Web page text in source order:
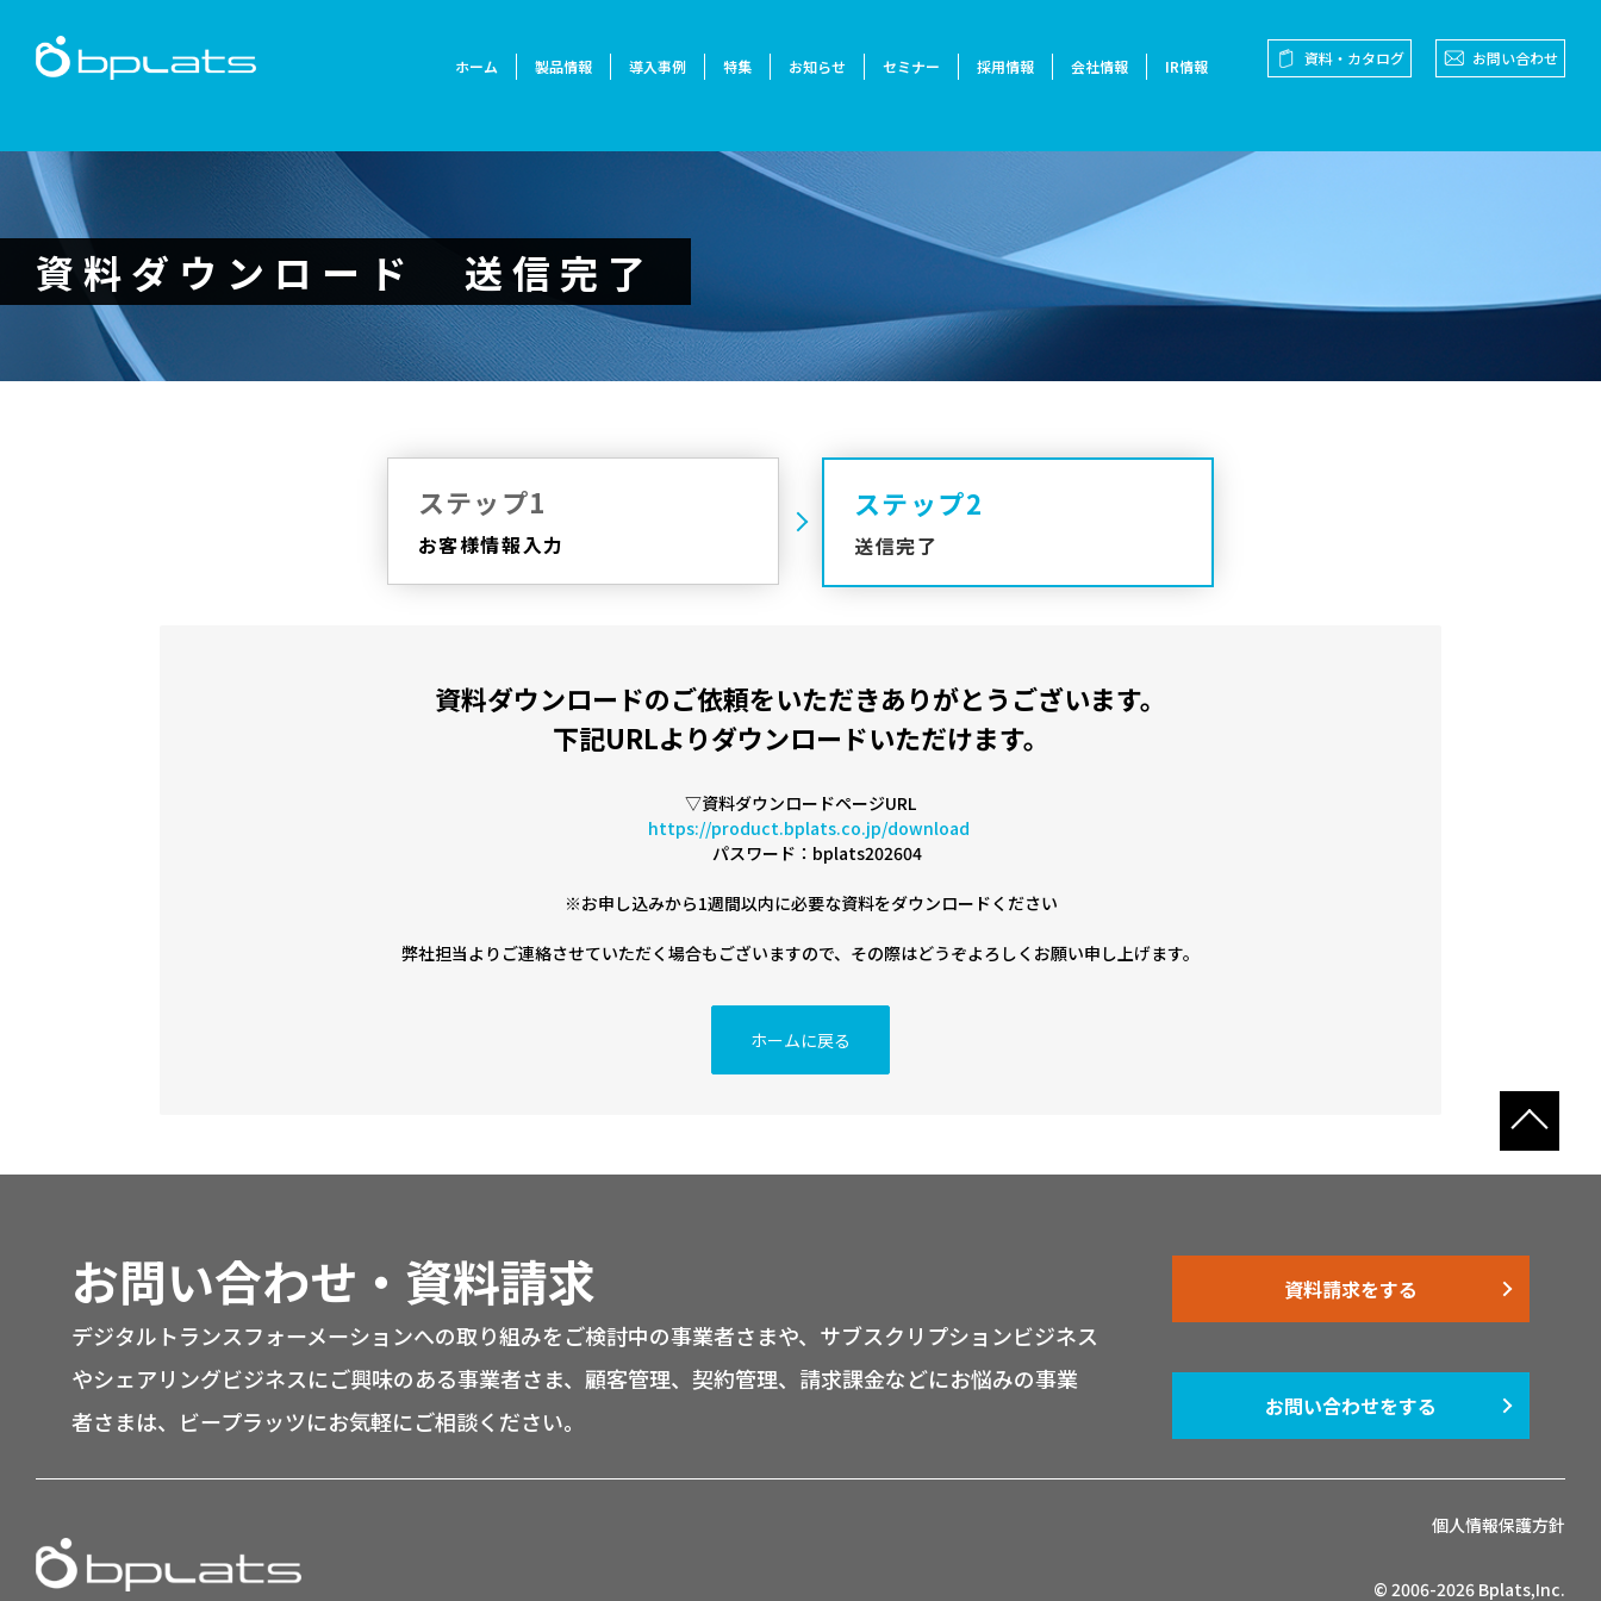
資料・カタログ お問い合わせ
ホーム 製品情報 導入事例 特集 お知らせ セミナー 採用情報 会社情報 IR情報
資料ダウンロード 送信完了
ステップ1
お客様情報入力
ステップ2
送信完了
資料ダウンロードのご依頼をいただきありがとうございます。
下記URLよりダウンロードいただけます。
▽資料ダウンロードページURL
https://product.bplats.co.jp/download
パスワード：bplats202604
※お申し込みから1週間以内に必要な資料をダウンロードください
弊社担当よりご連絡させていただく場合もございますので、その際はどうぞよろしくお願い申し上げます。
ホームに戻る
お問い合わせ・資料請求
デジタルトランスフォーメーションへの取り組みをご検討中の事業者さまや、サブスクリプションビジネス
やシェアリングビジネスにご興味のある事業者さま、顧客管理、契約管理、請求課金などにお悩みの事業
者さまは、ビープラッツにお気軽にご相談ください。
資料請求をする
お問い合わせをする
個人情報保護方針
© 2006-2026 Bplats,Inc.